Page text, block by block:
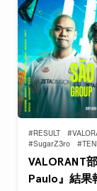
#RESULT
#SugarZ3ro
VALORANT
Paulo』結果